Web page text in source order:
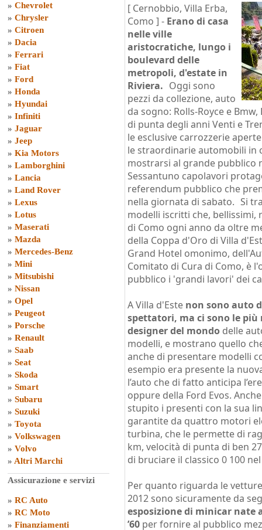
» Chevrolet
» Chrysler
» Citroen
» Dacia
» Ferrari
» Fiat
» Ford
» Honda
» Hyundai
» Infiniti
» Jaguar
» Jeep
» Kia Motors
» Lamborghini
» Lancia
» Land Rover
» Lexus
» Lotus
» Maserati
» Mazda
» Mercedes-Benz
» Mini
» Mitsubishi
» Nissan
» Opel
» Peugeot
» Porsche
» Renault
» Saab
» Seat
» Skoda
» Smart
» Subaru
» Suzuki
» Toyota
» Volkswagen
» Volvo
» Altri Marchi
Assicurazione e servizi
» RC Auto
» RC Moto
» Finanziamenti
[ Cernobbio, Villa Erba,
Como ] - Erano di casa
nelle ville
aristocratiche, lungo i
boulevard delle
metropoli, d'estate in
Riviera. Oggi sono
pezzi da collezione, auto
da sogno: Rolls-Royce e
di punta degli anni Venti e
le esclusive carrozzerie
le straordinarie automobili in
mostrarsi al grande pubblico
Sessantuno capolavori
referendum pubblico che
nella giornata di sabato. Si
modelli iscritti che, bellissimi,
di Como ogni anno da oltre
della Coppa d'Oro di Villa
Grand Hotel omonimo,
Comitato di Cura di Como, è
pubblico i 'grandi lavori' dei
A Villa d'Este non sono auto
spettatori, ma ci sono le
designer del mondo delle
modelli, e mostrano quello
anche di presentare modelli
esempio era presente la
l’auto che di fatto anticipa
oppure della Ford Evos.
stupito i presenti con la sua
garantite da quattro motori
turbina, che le permette di
km, velocità di punta di ben
di bruciare il classico 0 100
Per quanto riguarda le
2012 sono sicuramente da
esposizione di minicar nate
’60 per fornire al pubblico